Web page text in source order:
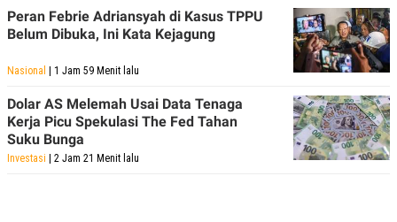
Peran Febrie Adriansyah di Kasus TPPU
Belum Dibuka, Ini Kata Kejagung
Nasional | 1 Jam 59 Menit lalu
Dolar AS Melemah Usai Data Tenaga
Kerja Picu Spekulasi The Fed Tahan
Suku Bunga
Investasi | 2 Jam 21 Menit lalu